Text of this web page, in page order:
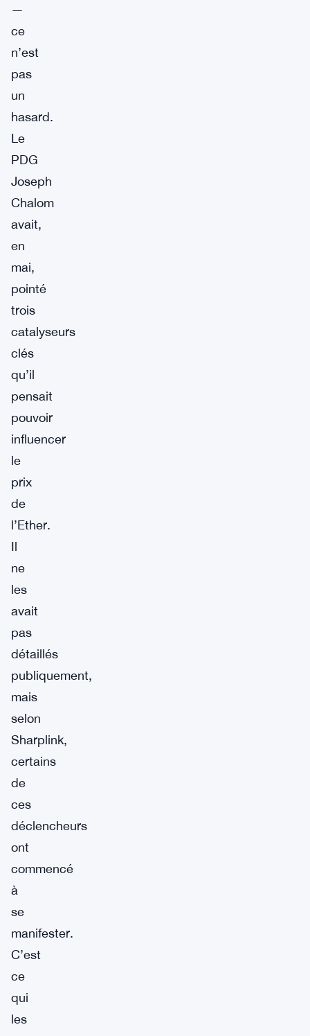
—
ce
n’est
pas
un
hasard.
Le
PDG
Joseph
Chalom
avait,
en
mai,
pointé
trois
catalyseurs
clés
qu’il
pensait
pouvoir
influencer
le
prix
de
l’Ether.
Il
ne
les
avait
pas
détaillés
publiquement,
mais
selon
Sharplink,
certains
de
ces
déclencheurs
ont
commencé
à
se
manifester.
C’est
ce
qui
les